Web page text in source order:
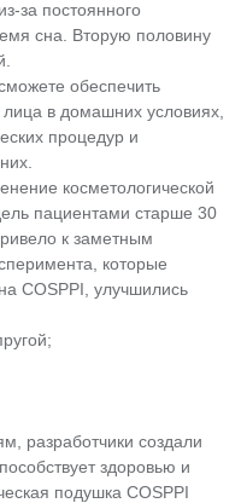
за постоянного
сна. Вторую половину
обеспечить
в домашних условиях,
процедур и
косметологической
пациентами старше 30
к заметным
которые
COSPPI, улучшились
разработчики создали
здоровью и
подушка COSPPI